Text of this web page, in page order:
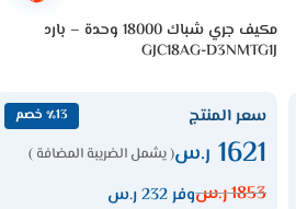
مكيف جري شباك 18000 وحدة – بارد
GJC18AG-D3NMTG1J
سعر المنتج ٪13 خصم
1621 ر.س( يشمل الضريبة المضافة )
1853ر.سوفر 232 ر.س